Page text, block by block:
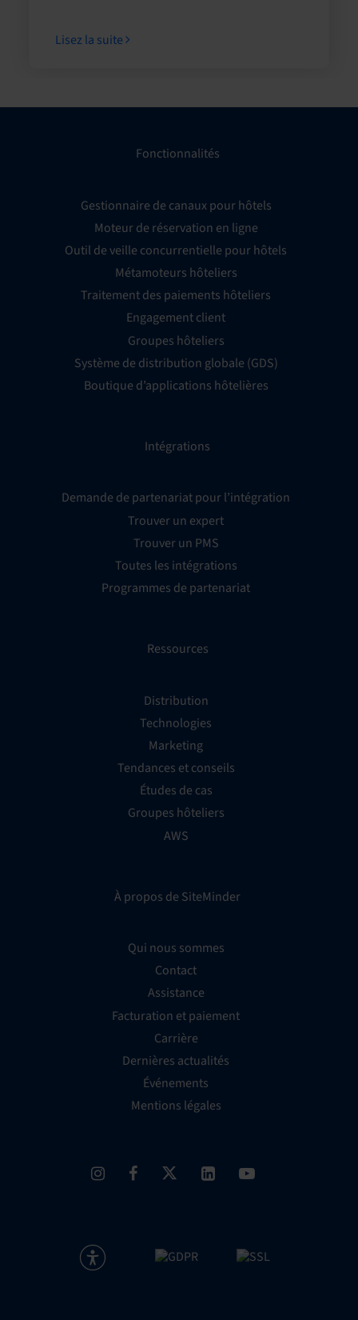
Lisez la suite
Fonctionnalités
Gestionnaire de canaux pour hôtels
Moteur de réservation en ligne
Outil de veille concurrentielle pour hôtels
Métamoteurs hôteliers
Traitement des paiements hôteliers
Engagement client
Groupes hôteliers
Système de distribution globale (GDS)
Boutique d’applications hôtelières
Intégrations
Demande de partenariat pour l’intégration
Trouver un expert
Trouver un PMS
Toutes les intégrations
Programmes de partenariat
Ressources
Distribution
Technologies
Marketing
Tendances et conseils
Études de cas
Groupes hôteliers
AWS
À propos de SiteMinder
Qui nous sommes
Contact
Assistance
Facturation et paiement
Carrière
Dernières actualités
Événements
Mentions légales